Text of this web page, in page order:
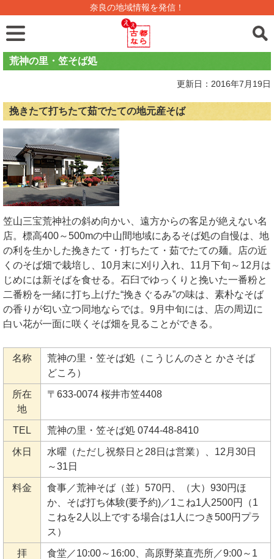
奈良の地域情報を発信！
荒神の里・笠そば処
更新日：2016年7月19日
挽きたて打ちたて茹でたての地元産そば
笠山三宝荒神社の斜め向かい、遠方からの客足が絶えない名
店。標高400～500mの中山間地域にあるそば処の自慢は、地
の利を生かした挽きたて・打ちたて・茹でたての麺。店の近
くのそば畑で栽培し、10月末に刈り入れ、11月下旬～12月は
じめには新そばを食せる。石臼でゆっくりと挽いた一番粉と
二番粉を一緒に打ち上げた“挽きぐるみ”の味は、素朴なそば
の香りが匂い立つ同地ならでは。9月中旬には、店の周辺に
白い花が一面に咲くそば畑を見ることができる。
名称
荒神の里・笠そば処（こうじんのさと かさそば
どころ）
所在
地
〒633-0074 桜井市笠4408
TEL 荒神の里・笠そば処 0744-48-8410
休日
水曜（ただし祝祭日と28日は営業）、12月30日
～31日
料金
食事／荒神そば（並）570円、（大）930円ほ
か、そば打ち体験(要予約)／1こね1人2500円（1
こねを2人以上でする場合は1人につき500円プラ
ス）
拝
食堂／10:00～16:00、高原野菜直売所／9:00～1